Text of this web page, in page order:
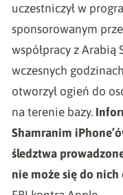
uczestniczył w
sponsorowanym
współpracy z Arabią
wczesnych
otworzył ogień do
na terenie bazy.
Shamranim
śledztwa
nie może się do nich